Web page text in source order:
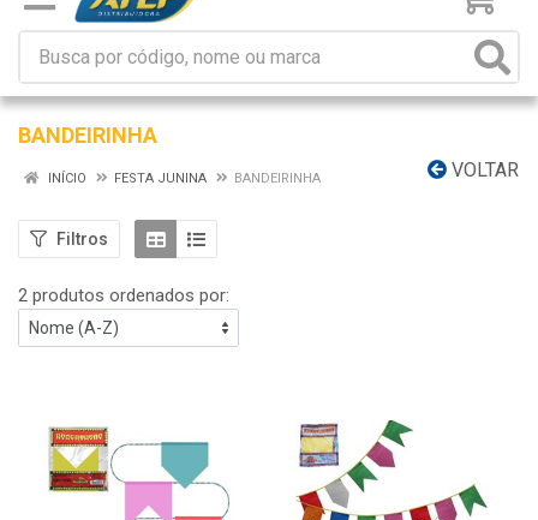
BANDEIRINHA
VOLTAR
INÍCIO FESTA JUNINA BANDEIRINHA
Filtros
2 produtos ordenados por: